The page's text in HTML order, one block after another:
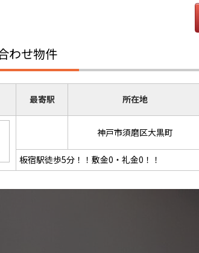
わせ物件
最寄駅 所在地
神戸市須磨区大黒町
板宿駅徒歩5分！！敷金0・礼金0！！